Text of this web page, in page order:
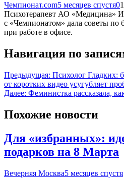
Чемпионат.com5 месяцев спустя0
Психотерапевт АО «Медицина»
с «Чемпионатом» дала советы по
при работе в офисе.
Навигация по
Предыдущая: Психолог Гладких:
от коротких видео усугубляет
Далее: Феминистка рассказала,
Похожие новости
Для «избранных»:
подарков на 8 Марта
Вечерняя Москва5 месяцев спустя